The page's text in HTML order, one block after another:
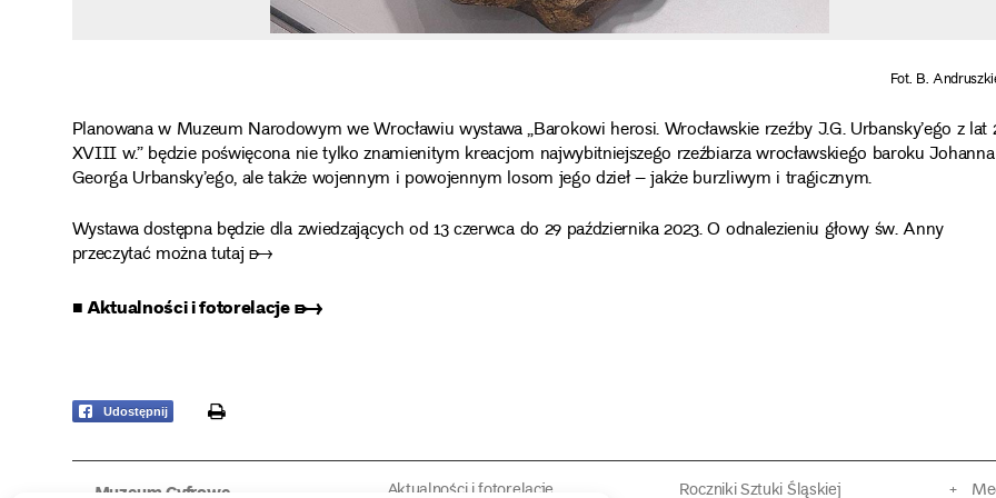
Fot. B.
Planowana w Muzeum Narodowym we Wrocławiu wystawa „Barokowi herosi. Wrocławskie rzeźby J.G. Urbansky’ego z lat
XVIII w.” będzie poświęcona nie tylko znamienitym kreacjom najwybitniejszego rzeźbiarza wrocławskiego baroku Johanna
Georga Urbansky’ego, ale także wojennym i powojennym losom jego dzieł – jakże burzliwym i tragicznym.
Wystawa dostępna będzie dla zwiedzających od 13 czerwca do 29 października 2023.O odnalezieniu głowy św. Anny
przeczytać można tutaj ➸
■ Aktualności i fotorelacje ➸
Udostępnij print
Muzeum Cyfrowe Aktualności i fotorelacje Roczniki Sztuki Śląskiej